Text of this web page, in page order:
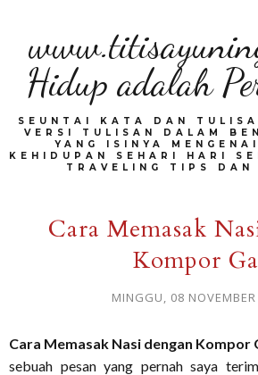
Hidup adalah
SEUNTAI KATA DAN
VERSI TULISAN DALAM
YANG ISINYA
KEHIDUPAN SEHARI HARI
TRAVELING TIPS DAN
Cara Memasak
Kompor
MINGGU, 08
Cara Memasak Nasi dengan Kompor
sebuah pesan yang pernah saya